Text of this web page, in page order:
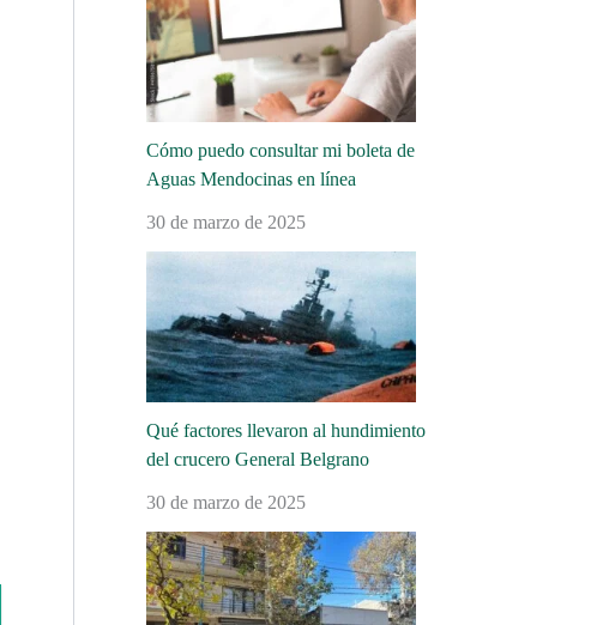
Cómo puedo consultar mi boleta de
Aguas Mendocinas en línea
30 de marzo de 2025
Qué factores llevaron al hundimiento
del crucero General Belgrano
30 de marzo de 2025